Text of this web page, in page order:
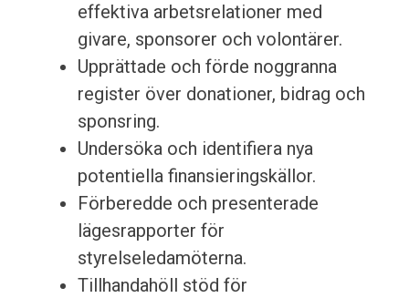
effektiva arbetsrelationer med
givare, sponsorer och volontärer.
Upprättade och förde noggranna
register över donationer, bidrag och
sponsring.
Undersöka och identifiera nya
potentiella finansieringskällor.
Förberedde och presenterade
lägesrapporter för
styrelseledamöterna.
Tillhandahöll stöd för